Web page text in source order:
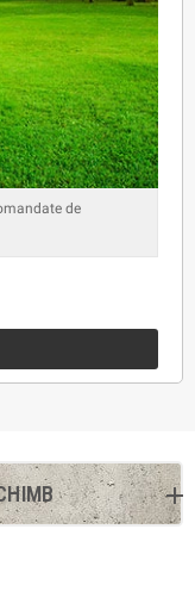
de